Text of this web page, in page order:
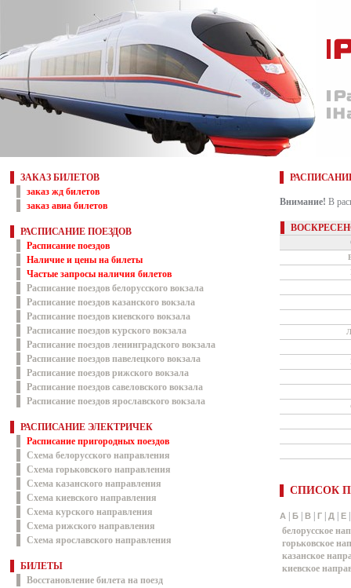
ЗАКАЗ БИЛЕТОВ
заказ жд билетов
заказ авиа билетов
РАСПИСАНИЕ ПОЕЗДОВ
Расписание поездов
Наличие и цены на билеты
Частые запросы наличия билетов
Расписание поездов белорусского вокзала
Расписание поездов казанского вокзала
Расписание поездов киевского вокзала
Расписание поездов курского вокзала
Расписание поездов ленинградского вокзала
Расписание поездов павелецкого вокзала
Расписание поездов рижского вокзала
Расписание поездов савеловского вокзала
Расписание поездов ярославского вокзала
РАСПИСАНИЕ ЭЛЕКТРИЧЕК
Расписание пригородных поездов
Схема белорусского направления
Схема горьковского направления
Схема казанского направления
Схема киевского направления
Схема курского направления
Схема рижского направления
Схема ярославского направления
БИЛЕТЫ
Восстановление билета на поезд
Внимание! В
СПИСОК
А Б В Г Д Е
белорусское
горьковское
казанское
киевское